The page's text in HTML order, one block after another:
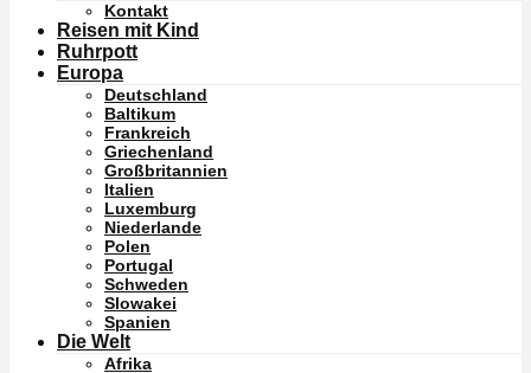
Kontakt
Reisen mit Kind
Ruhrpott
Europa
Deutschland
Baltikum
Frankreich
Griechenland
Großbritannien
Italien
Luxemburg
Niederlande
Polen
Portugal
Schweden
Slowakei
Spanien
Die Welt
Afrika